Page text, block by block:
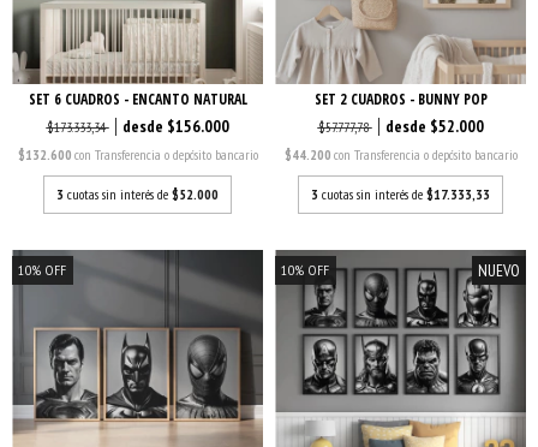
SET 6 CUADROS - ENCANTO NATURAL
$173.333,34 $156.000
$132.600 con Transferencia o depósito bancario
3 cuotas sin interés de $52.000
SET 2 CUADROS - BUNNY POP
$57.777,78 $52.000
$44.200 con Transferencia o depósito bancario
3 cuotas sin interés de $17.333,33
10% OFF 10% OFF NUEVO